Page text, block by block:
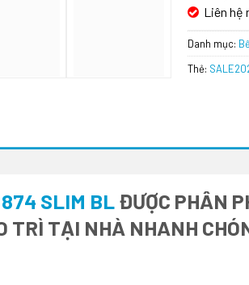
Liên hệ
Danh mục:
Thẻ:
SLIM BLĐƯỢC PHÂN
TRÌ TẠI NHÀ NHANH